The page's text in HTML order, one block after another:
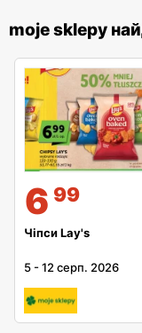
moje sklepy
6 99
Чіпси Lay's
5 -12 серп. 2026